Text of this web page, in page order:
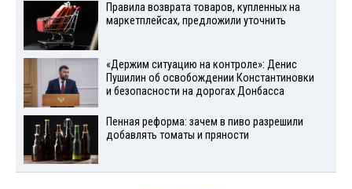
Правила возврата товаров, купленных на
маркетплейсах, предложили уточнить
«Держим ситуацию на контроле»: Денис
Пушилин об освобождении Константиновки
и безопасности на дорогах Донбасса
Пенная реформа: зачем в пиво разрешили
добавлять томаты и пряности